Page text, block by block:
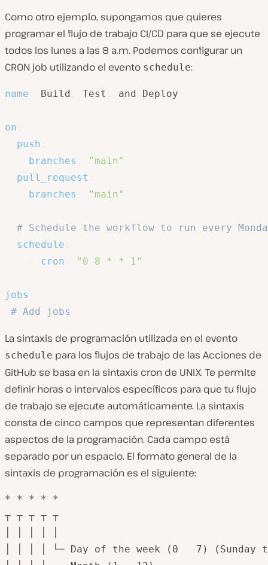
Como otro ejemplo, supongamos que quieres
programar el flujo de trabajo CI/CD para que se ejecute
todos los lunes a las 8 a.m. Podemos configurar un
CRON job utilizando el evento schedule:
name Build Test and Deploy
on
push
branches
"main"
pull_request
branches
"main"
# Schedule the workflow to run every
schedule
cron "0 8 * * 1"
jobs
# Add jobs
La sintaxis de programación utilizada en el evento
schedule para los flujos de trabajo de las Acciones de
GitHub se basa en la sintaxis cron de UNIX. Te permite
definir horas o intervalos específicos para que tu flujo
de trabajo se ejecute automáticamente. La sintaxis
consta de cinco campos que representan diferentes
aspectos de la programación. Cada campo está
separado por un espacio. El formato general de la
sintaxis de programación es el siguiente:
* * * * *
┬ ┬ ┬ ┬ ┬
│ │ │ │ └─ Day of the week (0
7) (Sunday